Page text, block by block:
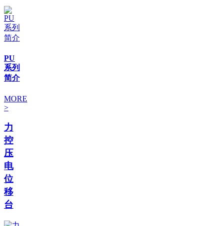
PU
系列
简介
MORE
>
力
控
压
电
位
移
台